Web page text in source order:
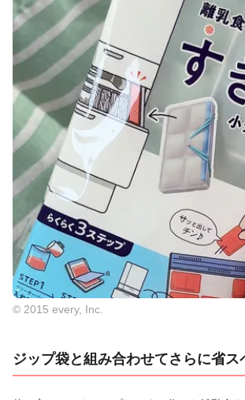
© 2015 every, Inc.
ジップ袋と組み合わせてさらに省ス